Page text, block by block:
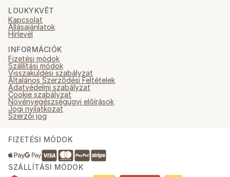
LOUKYKVĚT
Kapcsolat
Állásajánlatok
Hírlevél
INFORMÁCIÓK
Fizetési módok
Szállítási módok
Visszaküldési szabályzat
Általános Szerződési Feltételek
Adatvédelmi szabályzat
Cookie szabályzat
Növényegészségügyi előírások
Jogi nyilatkozat
Szerzői jog
FIZETÉSI MÓDOK
SZÁLLÍTÁSI MÓDOK